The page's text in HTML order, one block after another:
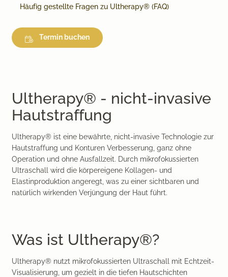
Häufig gestellte Fragen zu Ultherapy® (FAQ)
Termin buchen
Ultherapy® - nicht-invasive
Hautstraffung
Ultherapy® ist eine bewährte, nicht-invasive Technologie zur
Hautstraffung und Konturen Verbesserung, ganz ohne
Operation und ohne Ausfallzeit. Durch mikrofokussierten
Ultraschall wird die körpereigene Kollagen- und
Elastinproduktion angeregt, was zu einer sichtbaren und
natürlich wirkenden Verjüngung der Haut führt.
Was ist Ultherapy®?
Ultherapy® nutzt mikrofokussierten Ultraschall mit Echtzeit-
Visualisierung, um gezielt in die tiefen Hautschichten